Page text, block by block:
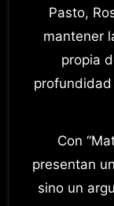
Pasto,
mantener
propia
Con
presentan
sino un